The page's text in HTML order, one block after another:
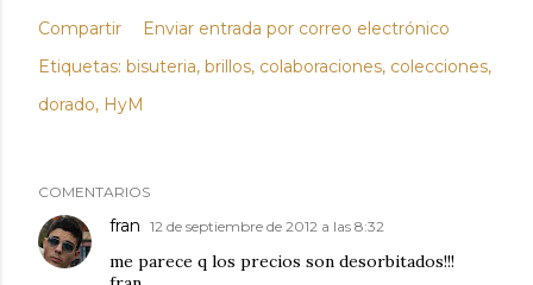
Compartir
Enviar entrada por correo electrónico
Etiquetas: bisuteria brillos colaboraciones colecciones
dorado
HyM
COMENTARIOS
fran 12 de septiembre de 2012 a las 8:32
me parece q los precios son desorbitados!!!